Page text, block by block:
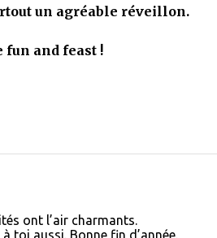
un agréable réveillon.
fun and feast !
ont l’air charmants.
toi aussi. Bonne fin d’année.